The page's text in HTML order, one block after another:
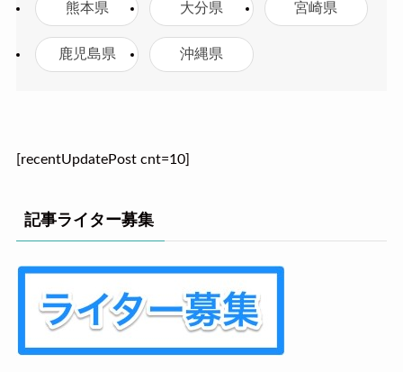
熊本県 大分県 宮崎県
鹿児島県 沖縄県
[recentUpdatePost cnt=10]
記事ライター募集